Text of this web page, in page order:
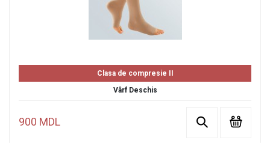
Clasa de compresie II
Vârf Deschis
900 MDL